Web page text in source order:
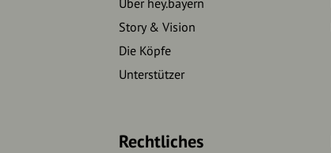
Story & Vision
Die Köpfe
Unterstützer
Rechtliches